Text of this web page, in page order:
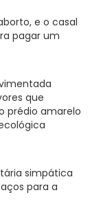
e o casal
pagar um
que
prédio amarelo
simpática
para a